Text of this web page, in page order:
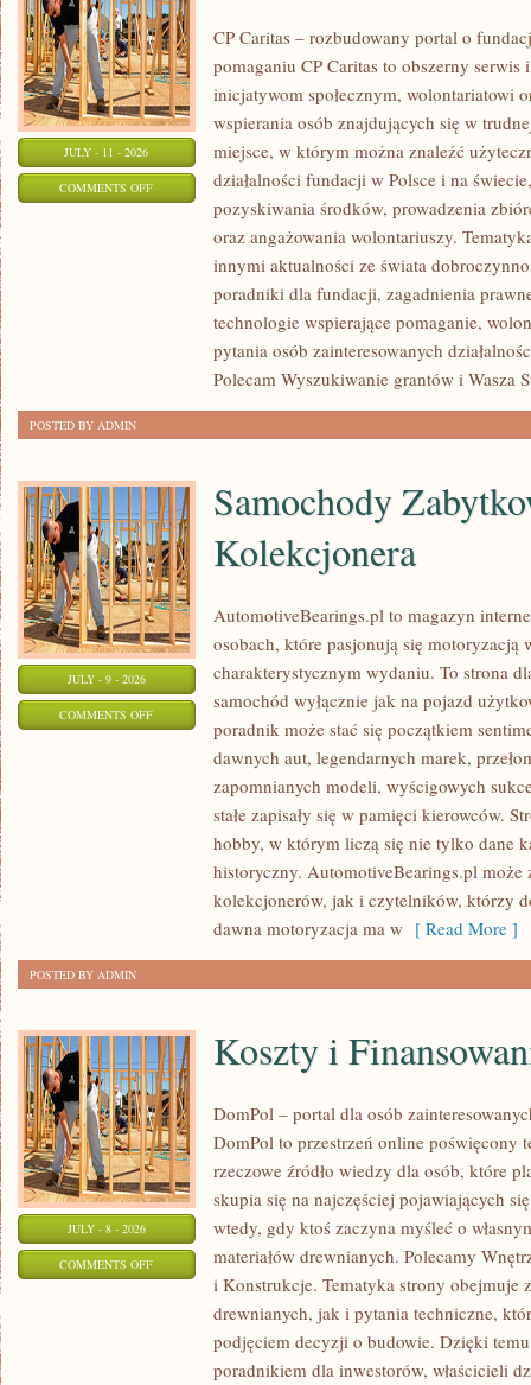
JULY - 11 - 2026
COMMENTS OFFON
POMAGAĆ?
CP Caritas – rozbudowany portal o
pomaganiu CP Caritas to obszerny
inicjatywom społecznym, wolontariatowi
wspierania osób znajdujących się w
miejsce, w którym można znaleźć
działalności fundacji w Polsce i na
pozyskiwania środków, prowadzenia
oraz angażowania wolontariuszy.
innymi aktualności ze świata
poradniki dla fundacji, zagadnienia
technologie wspierające pomaganie,
pytania osób zainteresowanych
Polecam Wyszukiwanie grantów i Wasza
POSTED BY ADMIN
JULY - 9 - 2026
COMMENTS OFFON
SAMOCHODY
Samochody
Kolekcjonera
AutomotiveBearings.pl to magazyn
osobach, które pasjonują się motoryzacją
charakterystycznym wydaniu. To strona
samochód wyłącznie jak na pojazd
poradnik może stać się początkiem
dawnych aut, legendarnych marek,
zapomnianych modeli, wyścigowych
stałe zapisały się w pamięci kierowców.
hobby, w którym liczą się nie tylko dane
historyczny. AutomotiveBearings.pl może
kolekcjonerów, jak i czytelników, którzy
dawna motoryzacja ma w [ Read More ]
POSTED BY ADMIN
JULY - 8 - 2026
COMMENTS OFFON
FINANSOWANIE
Koszty i
DomPol – portal dla osób
DomPol to przestrzeń online poświęcony
rzeczowe źródło wiedzy dla osób, które
skupia się na najczęściej pojawiających
wtedy, gdy ktoś zaczyna myśleć o
materiałów drewnianych. Polecamy
i Konstrukcje. Tematyka strony obejmuje
drewnianych, jak i pytania techniczne,
podjęciem decyzji o budowie. Dzięki
poradnikiem dla inwestorów, właścicieli